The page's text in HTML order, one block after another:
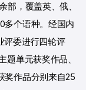
，覆盖英、俄、
多个语种。经国内
评委进行四轮评
单元获奖作品、
奖作品分别来自25